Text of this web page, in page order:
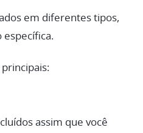
em diferentes tipos,
específica.
assim que você